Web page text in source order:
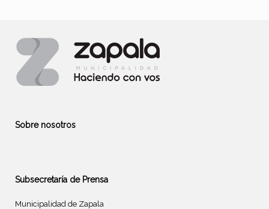
Sobre nosotros
Subsecretaría de Prensa
Municipalidad de Zapala